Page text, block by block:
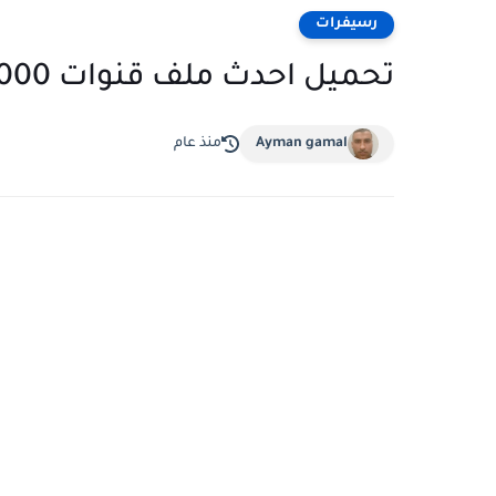
رسيفرات
تحميل احدث ملف قنوات Plcom 10000
Ayman gamal منذ عام